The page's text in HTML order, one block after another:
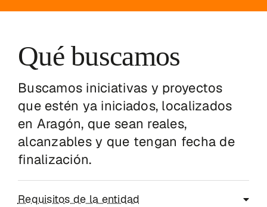
Qué buscamos
Buscamos iniciativas y proyectos
que estén ya iniciados, localizados
en Aragón, que sean reales,
alcanzables y que tengan fecha de
finalización.
Requisitos de la entidad